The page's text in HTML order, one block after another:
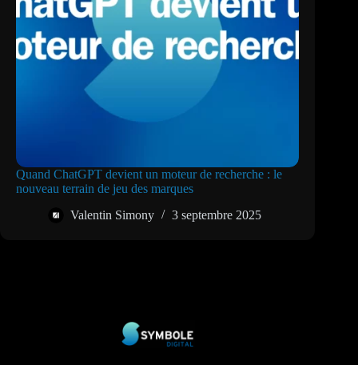
Quand ChatGPT devient un moteur de recherche : le
nouveau terrain de jeu des marques
Valentin Simony
3 septembre 2025